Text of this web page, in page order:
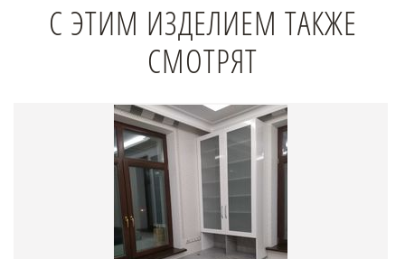
С ЭТИМ ИЗДЕЛИЕМ ТАКЖЕ
СМОТРЯТ